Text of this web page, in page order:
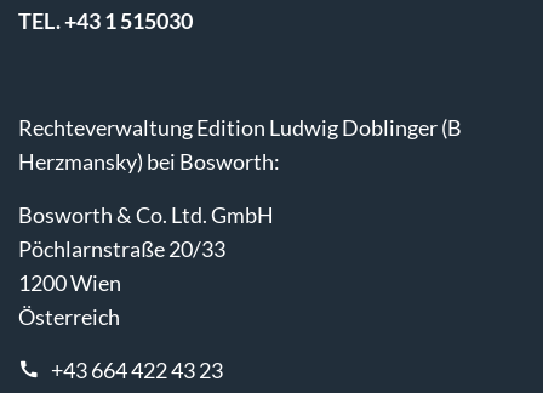
TEL. +43 1 515030
Rechteverwaltung Edition Ludwig Doblinger (B
Herzmansky) bei Bosworth:
Bosworth & Co. Ltd. GmbH
Pöchlarnstraße 20/33
1200 Wien
Österreich
+43 664 422 43 23